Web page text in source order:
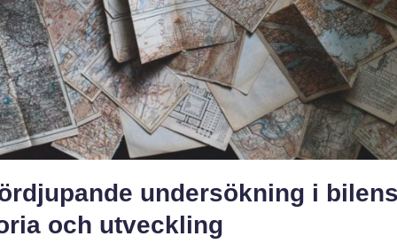
undersökning i
och utveckling